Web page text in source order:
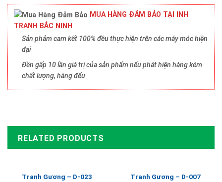
MUA HÀNG ĐẢM BẢO TẠI INH
TRANH BẮC NINH
Sản phảm cam kết 100% đều thực hiện trên các máy móc hiện
đại
Đền gấp 10 lần giá trị của sản phẩm nếu phát hiện hàng kém
chất lượng, hàng đểu
RELATED PRODUCTS
Tranh Gương – D-023 Tranh Gương – D-007